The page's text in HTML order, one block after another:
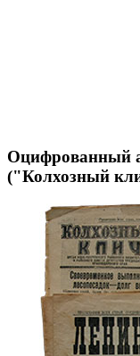
Оцифрованный
("Колхозный